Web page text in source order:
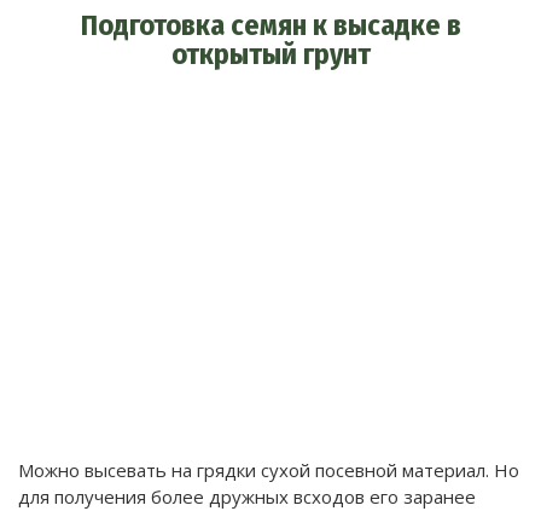
Подготовка семян к высадке в
открытый грунт
Можно высевать на грядки сухой посевной материал. Но
для получения более дружных всходов его заранее